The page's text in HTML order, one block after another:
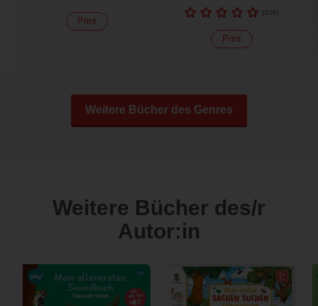
Print
(328)
Print
Weitere Bücher des Genres
Weitere Bücher des/r
Autor:in